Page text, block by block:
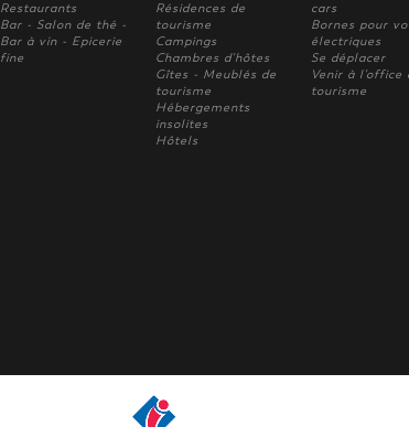
Restaurants
Bar - Salon de thé -
Bar à vin - Epicerie
fine
Résidences de
tourisme
Campings
Chambres d'hôtes
Gîtes - Meublés de
tourisme
Hébergements
insolites
Hôtels
cars
Bornes pour
électriques
Se déplacer
Venir à l'office
tourisme